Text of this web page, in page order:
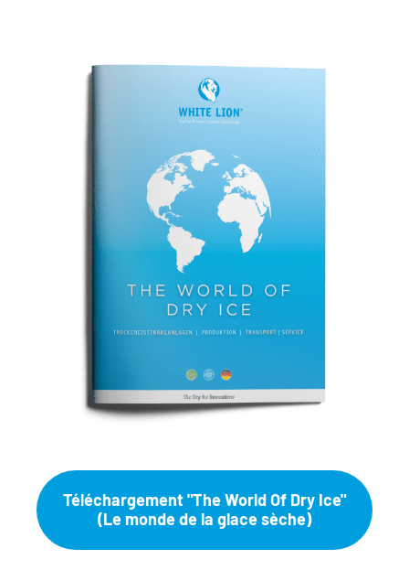
Téléchargement "The World Of Dry Ice"
(Le monde de la glace sèche)